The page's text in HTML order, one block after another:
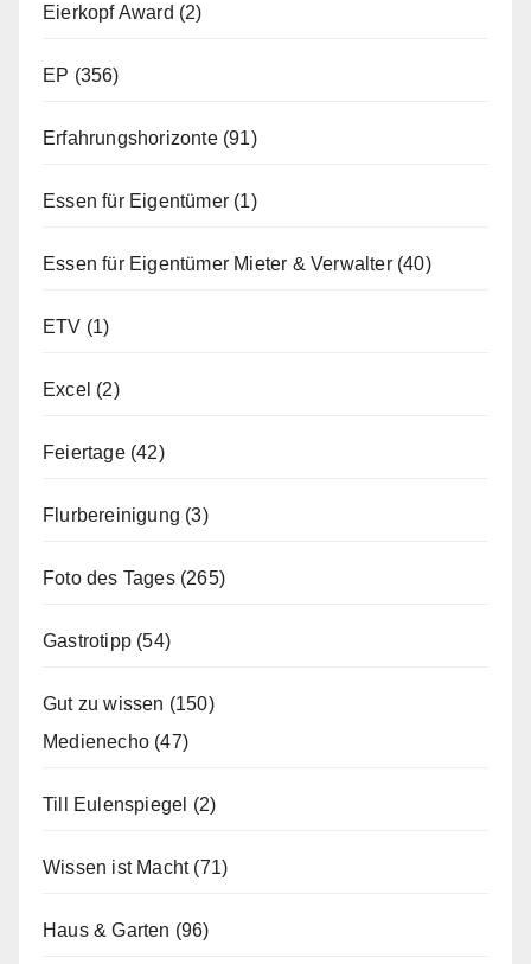
Eierkopf Award (2)
EP (356)
Erfahrungshorizonte(91)
Essen für Eigentümer (1)
Essen für Eigentümer Mieter & Verwalter(40)
ETV (1)
Excel (2)
Feiertage(42)
Flurbereinigung (3)
Foto des Tages(265)
Gastrotipp (54)
Gut zu wissen (150)
Medienecho (47)
Till Eulenspiegel (2)
Wissen ist Macht(71)
Haus & Garten (96)